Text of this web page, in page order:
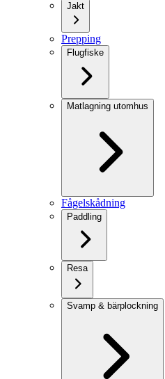
Jakt
Prepping
Flugfiske
Matlagning utomhus
Fågelskådning
Paddling
Resa
Svamp & bärplockning